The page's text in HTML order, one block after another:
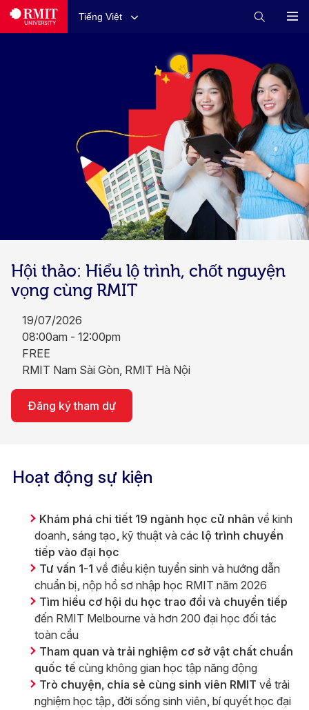
Tiếng Việt
Hội thảo: Hiểu lộ trình, chốt nguyện
vọng cùng RMIT
19/07/2026
08:00am - 12:00pm
FREE
RMIT Nam Sài Gòn, RMIT Hà Nội
Đăng ký tham dự
Hoạt động sự kiện
Khám phá chi tiết 19 ngành học cử nhân về kinh
doanh, sáng tạo, kỹ thuật và các lộ trình chuyển
tiếp vào đại học
Tư vấn 1-1 về điều kiện tuyển sinh và hướng dẫn
chuẩn bị, nộp hồ sơ nhập học RMIT năm 2026
Tìm hiểu cơ hội du học trao đổi và chuyển tiếp
đến RMIT Melbourne và hơn 200 đại học đối tác
toàn cầu
Tham quan và trải nghiệm cơ sở vật chất chuẩn
quốc tế cùng không gian học tập năng động
Trò chuyện, chia sẻ cùng sinh viên RMIT về trải
nghiệm học tập, đời sống sinh viên, bí quyết học đại